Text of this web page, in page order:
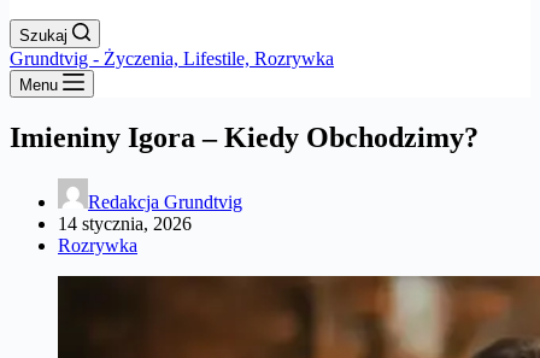
Szukaj
Grundtvig - Życzenia, Lifestile, Rozrywka
Menu
Imieniny Igora – Kiedy Obchodzimy?
Redakcja Grundtvig
14 stycznia, 2026
Rozrywka